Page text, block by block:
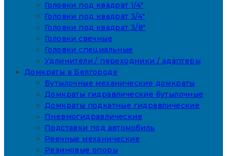
Головки под квадрат 1/4"
Головки под квадрат 3/4"
Головки под квадрат 3/8"
Головки свечные
Головки специальные
Удлинители / переходники / адаптеры
Домкраты в Белгороде
Бутылочные механические домкраты
Домкраты гидравлические бутылочные
Домкраты подкатные гидравлические
Пневмогидравлические
Подставки под автомобиль
Реечные механические
Резиновые опоры